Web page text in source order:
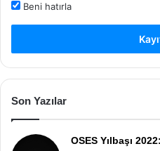
Beni hatırla
Son Yazılar
OSES Yılbaşı